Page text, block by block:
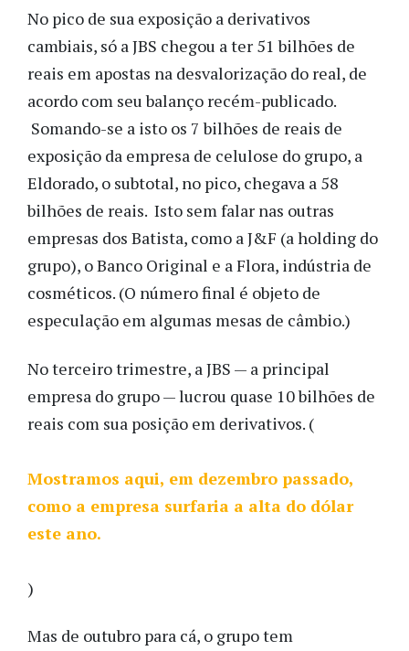
No pico de sua exposição a derivativos
cambiais, só a JBS chegou a ter 51 bilhões de
reais em apostas na desvalorização do real, de
acordo com seu balanço recém-publicado.
Somando-se a isto os 7 bilhões de reais de
exposição da empresa de celulose do grupo, a
Eldorado, o subtotal, no pico, chegava a 58
bilhões de reais. Isto sem falar nas outras
empresas dos Batista, como a J&F (a holding do
grupo), o Banco Original e a Flora, indústria de
cosméticos. (O número final é objeto de
especulação em algumas mesas de câmbio.)
No terceiro trimestre, a JBS — a principal
empresa do grupo — lucrou quase 10 bilhões de
reais com sua posição em derivativos. (
Mostramos aqui, em dezembro passado,
como a empresa surfaria a alta do dólar
este ano.
)
Mas de outubro para cá, o grupo tem